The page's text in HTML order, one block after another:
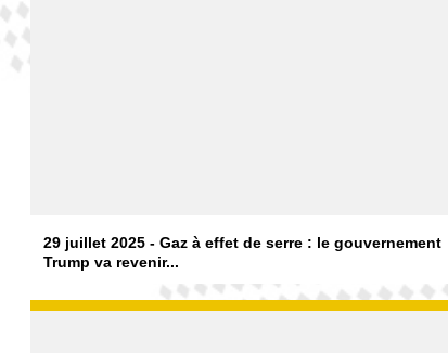
29 juillet 2025 - Gaz à effet de serre : le gouvernement
Trump va revenir...